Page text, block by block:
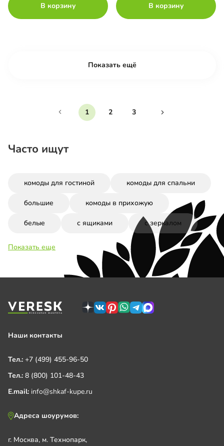
В корзину В корзину
Показать ещё
1 2 3
Часто ищут
комоды для гостиной комоды для спальни
большие комоды в прихожую
белые с ящиками с зеркалом
Показать еще
Наши контакты
Тел.: +7 (499) 455-96-50
Тел.: 8 (800) 101-48-43
E.mail: info@shkaf-kupe.ru
Адреса шоурумов:
г. Москва, м. Технопарк,